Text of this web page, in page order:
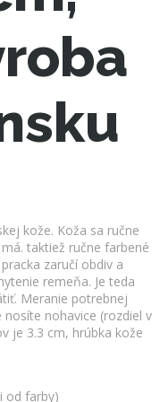
kože. Koža sa ručne
taktiež ručne farbené
zaručí obdiv a
remeňa. Je teda
Meranie potrebnej
nosíte nohavice (rozdiel v
je 3.3 cm, hrúbka kože
od farby)